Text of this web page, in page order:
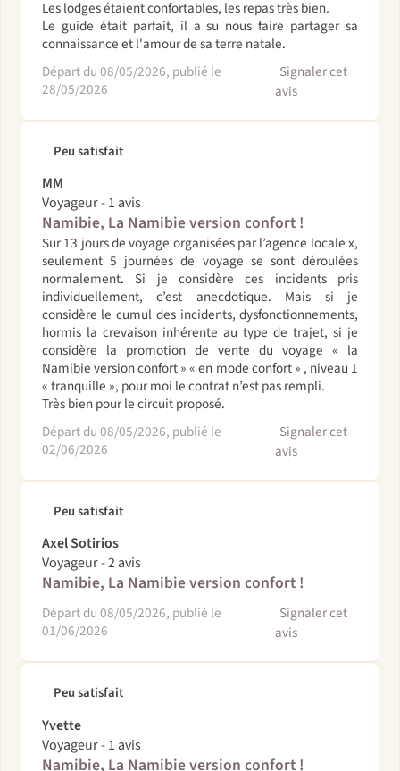
Les lodges étaient confortables, les repas très bien.
Le guide était parfait, il a su nous faire partager sa
connaissance et l'amour de sa terre natale.
Départ du 08/05/2026, publié le
28/05/2026
Signaler cet
avis
Peu satisfait
MM
Voyageur - 1 avis
Namibie, La Namibie version confort !
Sur 13 jours de voyage organisées par l’agence locale x,
seulement 5 journées de voyage se sont déroulées
normalement. Si je considère ces incidents pris
individuellement, c’est anecdotique. Mais si je
considère le cumul des incidents, dysfonctionnements,
hormis la crevaison inhérente au type de trajet, si je
considère la promotion de vente du voyage « la
Namibie version confort » « en mode confort » , niveau 1
« tranquille », pour moi le contrat n’est pas rempli.
Très bien pour le circuit proposé.
Départ du 08/05/2026, publié le
02/06/2026
Signaler cet
avis
Peu satisfait
Axel Sotirios
Voyageur - 2 avis
Namibie, La Namibie version confort !
Départ du 08/05/2026, publié le
01/06/2026
Signaler cet
avis
Peu satisfait
Yvette
Voyageur - 1 avis
Namibie, La Namibie version confort !